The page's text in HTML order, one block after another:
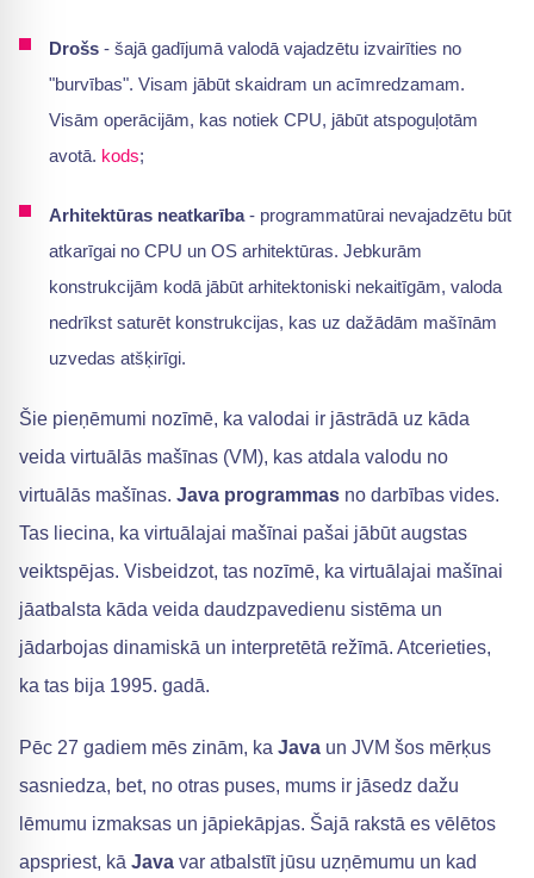
Drošs - šajā gadījumā valodā vajadzētu izvairīties no
"burvības". Visam jābūt skaidram un acīmredzamam.
Visām operācijām, kas notiek CPU, jābūt atspoguļotām
avotā. kods;
Arhitektūras neatkarība- programmatūrai nevajadzētu būt
atkarīgai no CPU un OS arhitektūras. Jebkurām
konstrukcijām kodā jābūt arhitektoniski nekaitīgām, valoda
nedrīkst saturēt konstrukcijas, kas uz dažādām mašīnām
uzvedas atšķirīgi.
Šie pieņēmumi nozīmē, ka valodai ir jāstrādā uz kāda
veida virtuālās mašīnas (VM), kas atdala valodu no
virtuālās mašīnas. Java programmas no darbības vides.
Tas liecina, ka virtuālajai mašīnai pašai jābūt augstas
veiktspējas. Visbeidzot, tas nozīmē, ka virtuālajai mašīnai
jāatbalsta kāda veida daudzpavedienu sistēma un
jādarbojas dinamiskā un interpretētā režīmā. Atcerieties,
ka tas bija 1995. gadā.
Pēc 27 gadiem mēs zinām, ka Java un JVM šos mērķus
sasniedza, bet, no otras puses, mums ir jāsedz dažu
lēmumu izmaksas un jāpiekāpjas. Šajā rakstā es vēlētos
apspriest, kā Java var atbalstīt jūsu uzņēmumu un kad